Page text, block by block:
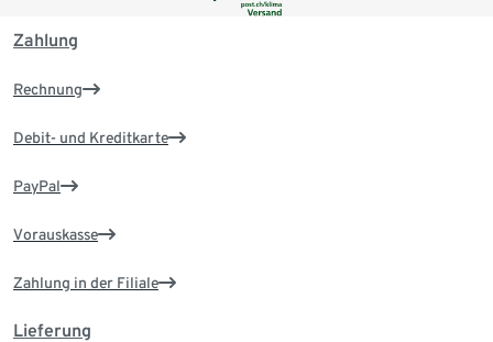
Zahlung
Rechnung
Debit- und Kreditkarte
PayPal
Vorauskasse
Zahlung in der Filiale
Lieferung